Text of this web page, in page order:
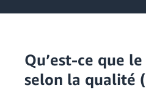
Ressources
Qu’est-ce que
selon la qualité